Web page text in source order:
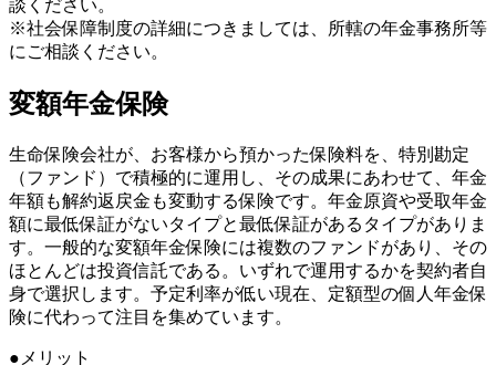
談ください。
※社会保障制度の詳細につきましては、所轄の年金事務所等
にご相談ください。
変額年金保険
生命保険会社が、お客様から預かった保険料を、特別勘定
（ファンド）で積極的に運用し、その成果にあわせて、年金
年額も解約返戻金も変動する保険です。年金原資や受取年金
額に最低保証がないタイプと最低保証があるタイプがありま
す。一般的な変額年金保険には複数のファンドがあり、その
ほとんどは投資信託である。いずれで運用するかを契約者自
身で選択します。予定利率が低い現在、定額型の個人年金保
険に代わって注目を集めています。
●メリット